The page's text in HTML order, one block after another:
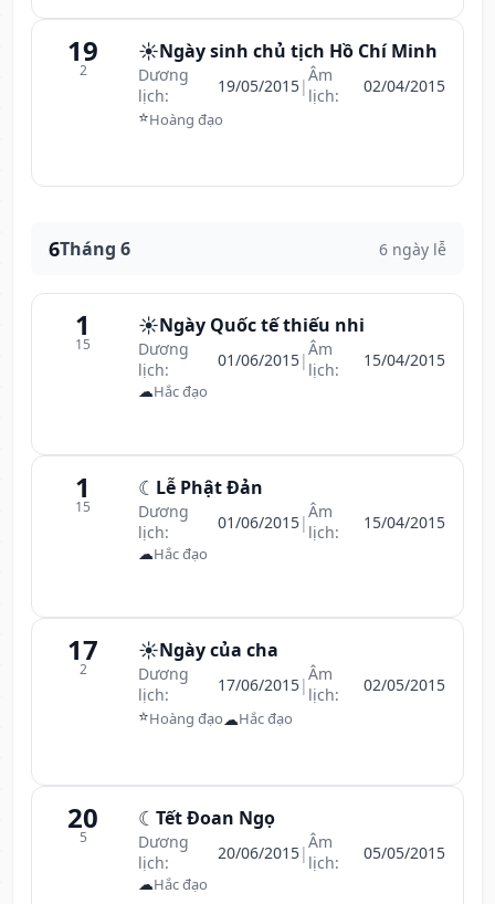
19
2
☀️Ngày sinh chủ tịch Hồ Chí Minh
Dương
lịch:
19/05/2015|Âm
lịch:
02/04/2015
⭐Hoàng đạo
6Tháng 6 6 ngày lễ
1
15
☀️Ngày Quốc tế thiếu nhi
Dương
lịch:
01/06/2015|Âm
lịch:
15/04/2015
☁Hắc đạo
1
15
☾ Lễ Phật Đản
Dương
lịch:
01/06/2015|Âm
lịch:
15/04/2015
☁Hắc đạo
17
2
☀️Ngày của cha
Dương
lịch:
17/06/2015|Âm
lịch:
02/05/2015
⭐Hoàng đạo☁Hắc đạo
20
5
☾ Tết Đoan Ngọ
Dương
lịch:
20/06/2015|Âm
lịch:
05/05/2015
☁Hắc đạo